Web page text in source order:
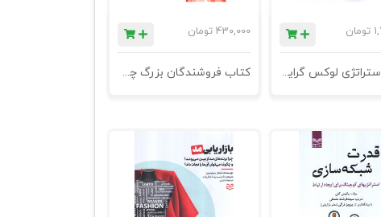
تومان
کتاب استراتژی لوکس گرایی - چاپ هشتم
430,000 تومان
کتاب فروشندگان بزرگ چگونه عمل میکنند ؟ - چاپ هشتم